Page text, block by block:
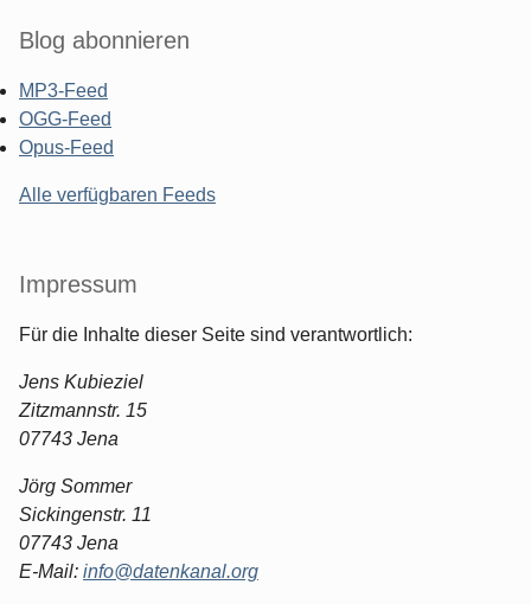
Blog abonnieren
MP3-Feed
OGG-Feed
Opus-Feed
Alle verfügbaren Feeds
Impressum
Für die Inhalte dieser Seite sind verantwortlich:
Jens Kubieziel
Zitzmannstr. 15
07743 Jena
Jörg Sommer
Sickingenstr. 11
07743 Jena
E-Mail: info@datenkanal.org